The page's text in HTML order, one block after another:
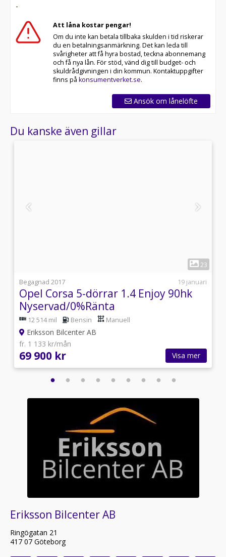
-
Att låna kostar pengar!
Om du inte kan betala tillbaka skulden i tid riskerar
du en betalningsanmärkning. Det kan leda till
svårigheter att få hyra bostad, teckna abonnemang
och få nya lån. För stöd, vänd dig till budget- och
skuldrådgivningen i din kommun. Kontaktuppgifter
finns på konsumentverket.se.
Ansök om lånelöfte
Du kanske även gillar
23
Begagnad 2017
19 januari
Opel Corsa 5-dörrar 1.4 Enjoy 90hk
Nyservad/0%Ränta
12 514 mil Bensin Manuell
Eriksson Bilcenter AB
fr. 1 133 kr/mån
69 900 kr Visa mer
Eriksson Bilcenter AB
Ringögatan 21
417 07 Göteborg